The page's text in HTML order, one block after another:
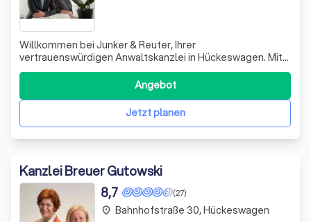
Willkommen bei Junker & Reuter, Ihrer
vertrauenswürdigen Anwaltskanzlei in Hückeswagen. Mit
über 15 Jahren Erfahrung in der Rechtsberatung sind wir Ihr
kompetenter Partner in den Bereichen Familien- und
Verkehrsrecht. Unsere Kanzlei wird von Gaby Junker,
Diplom-Finanzwirtin und Fachanwältin für Fami
Jetzt planen
Angebot
Kanzlei Breuer Gutowski
(27)
8,7
place Bahnhofstraße 30, Hückeswagen